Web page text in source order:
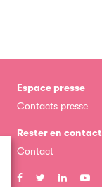
Espace presse
Contacts presse
Rester en contact
Contact